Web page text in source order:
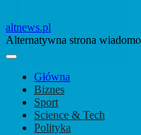
altnews.pl
Alternatywna strona
Główna
Biznes
Sport
Science & Tech
Polityka